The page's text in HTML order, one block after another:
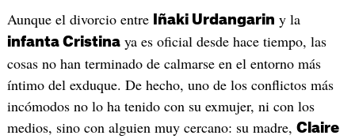
Aunque el divorcio entre Iñaki Urdangarin y la
infanta Cristinaya es oficial desde hace tiempo, las
cosas no han terminado de calmarse en el entorno más
íntimo del exduque. De hecho, uno de los conflictos más
incómodos no lo ha tenido con su exmujer, ni con los
medios, sino con alguien muy cercano: su madre, Claire